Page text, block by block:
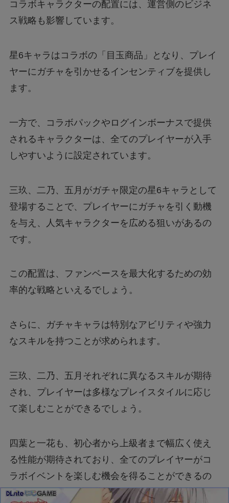
コラボキャラクターの配置には、運営側のビジネ
ス戦略も影響しています。
星6キャラはコラボの「目玉商品」となり、プレイ
ヤーにガチャを引かせるインセンティブを提供し
ます。
一方で、コラボパックやログインボーナスで提供
されるキャラクターは、全てのプレイヤーが入手
しやすいように設定されています。
三玖、二乃、五月がガチャ限定の星6キャラとして
登場することで、プレイヤーにガチャを引く動機
を与え、人気キャラクターを広める狙いがあるの
です。
この配置は、ファンベースを最大化するための効
率的な戦略といえるでしょう。
さらに、ガチャキャラは特別なアビリティや強力
なスキルを持つことが求められます。
三玖、二乃、五月それぞれに異なるスキルが期待
され、プレイヤーは多様なプレイスタイルに応じ
て楽しむことができるでしょう。
四葉と一花も、初心者から上級者まで幅広く使え
る性能が期待されており、全てのプレイヤーがコ
ラボイベントを楽しむ機会を得ることができるの
です。